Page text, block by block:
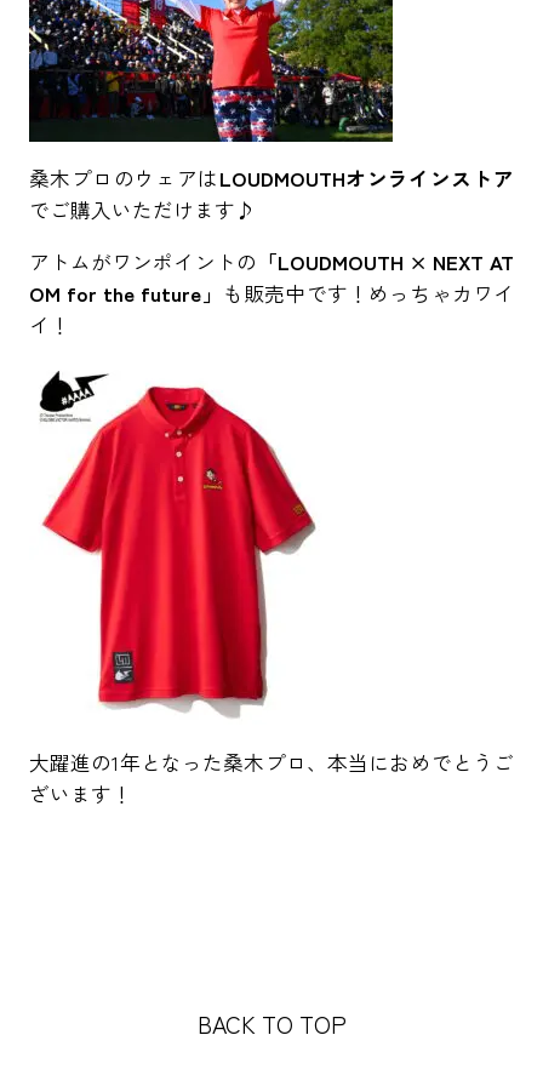
桑木プロのウェアはLOUDMOUTHオンラインストア
でご購入いただけます♪
アトムがワンポイントの 「LOUDMOUTH × NEXT AT
OM for the future」 も販売中です！めっちゃカワイ
イ！
大躍進の1年となった桑木プロ、本当におめでとうご
ざいます！
BACK TO TOP